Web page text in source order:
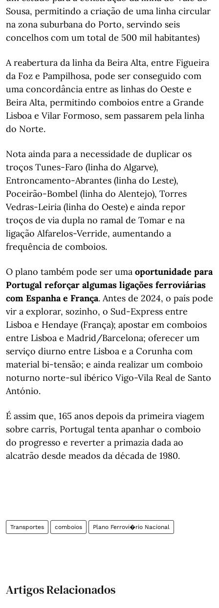
Sousa, permitindo a criação de uma linha circular
na zona suburbana do Porto, servindo seis
concelhos com um total de 500 mil habitantes)
A reabertura da linha da Beira Alta, entre Figueira
da Foz e Pampilhosa, pode ser conseguido com
uma concordância entre as linhas do Oeste e
Beira Alta, permitindo comboios entre a Grande
Lisboa e Vilar Formoso, sem passarem pela linha
do Norte.
Nota ainda para a necessidade de duplicar os
troços Tunes-Faro (linha do Algarve),
Entroncamento-Abrantes (linha do Leste),
Poceirão-Bombel (linha do Alentejo), Torres
Vedras-Leiria (linha do Oeste) e ainda repor
troços de via dupla no ramal de Tomar e na
ligação Alfarelos-Verride, aumentando a
frequência de comboios.
O plano também pode ser uma oportunidade para
Portugal reforçar algumas ligações ferroviárias
com Espanha e França. Antes de 2024, o país pode
vir a explorar, sozinho, o Sud-Express entre
Lisboa e Hendaye (França); apostar em comboios
entre Lisboa e Madrid/Barcelona; oferecer um
serviço diurno entre Lisboa e a Corunha com
material bi-tensão; e ainda realizar um comboio
noturno norte-sul ibérico Vigo-Vila Real de Santo
António.
É assim que, 165 anos depois da primeira viagem
sobre carris, Portugal tenta apanhar o comboio
do progresso e reverter a primazia dada ao
alcatrão desde meados da década de 1980.
Transportes comboios Plano Ferrovi�rio Nacional
Artigos Relacionados